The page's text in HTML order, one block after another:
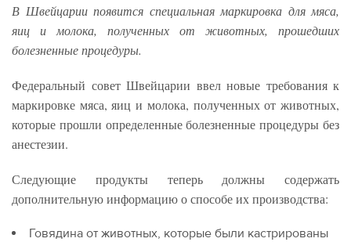
В Швейцарии появится специальная маркировка для мяса,
яиц и молока,
полученных от животных, прошедших
болезненные процедуры.
Федеральный совет Швейцарии ввел новые требования к
маркировке мяса, яиц и молока, полученных от животных,
которые прошли определенные болезненные процедуры без
анестезии.
Следующие продукты теперь должны содержать
дополнительную информацию о способе их производства:
Говядина от животных, которые были кастрированы